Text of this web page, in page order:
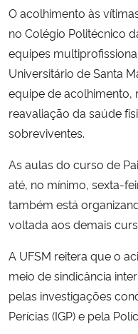
Secretaria-Geral
Secretaria de Governo
Gabinete de Segurança
Advocacia-Geral da União
Banco Central do Brasil
Planalto
O acolhimento às
no Colégio Politécnico
equipes
Universitário de Santa
equipe de acolhimento,
reavaliação da saúde
sobreviventes.
As aulas do curso de
até, no mínimo, sexta-
também está
voltada aos demais
A UFSM reitera que o
meio de sindicância
pelas investigações
Perícias (IGP) e pela